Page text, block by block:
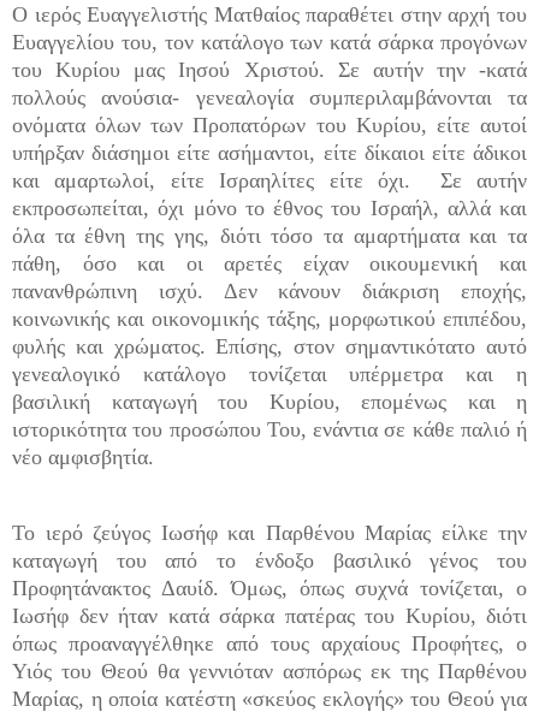
Ο ιερός Ευαγγελιστής Ματθαίος παραθέτει στην αρχή του
Ευαγγελίου του, τον κατάλογο των κατά σάρκα προγόνων
του Κυρίου μας Ιησού Χριστού. Σε αυτήν την -κατά
πολλούς ανούσια- γενεαλογία συμπεριλαμβάνονται τα
ονόματα όλων των Προπατόρων του Κυρίου, είτε αυτοί
υπήρξαν διάσημοι είτε ασήμαντοι, είτε δίκαιοι είτε άδικοι
και αμαρτωλοί, είτε Ισραηλίτες είτε όχι. Σε αυτήν
εκπροσωπείται, όχι μόνο το έθνος του Ισραήλ, αλλά και
όλα τα έθνη της γης, διότι τόσο τα αμαρτήματα και τα
πάθη, όσο και οι αρετές είχαν οικουμενική και
πανανθρώπινη ισχύ. Δεν κάνουν διάκριση εποχής,
κοινωνικής και οικονομικής τάξης, μορφωτικού επιπέδου,
φυλής και χρώματος. Επίσης, στον σημαντικότατο αυτό
γενεαλογικό κατάλογο τονίζεται υπέρμετρα και η
βασιλική καταγωγή του Κυρίου, επομένως και η
ιστορικότητα του προσώπου Του, ενάντια σε κάθε παλιό ή
νέο αμφισβητία.
Το ιερό ζεύγος Ιωσήφ και Παρθένου Μαρίας είλκε την
καταγωγή του από το ένδοξο βασιλικό γένος του
Προφητάνακτος Δαυίδ. Όμως, όπως συχνά τονίζεται, ο
Ιωσήφ δεν ήταν κατά σάρκα πατέρας του Κυρίου, διότι
όπως προαναγγέλθηκε από τους αρχαίους Προφήτες, ο
Υιός του Θεού θα γεννιόταν ασπόρως εκ της Παρθένου
Μαρίας, η οποία κατέστη «σκεύος εκλογής» του Θεού για